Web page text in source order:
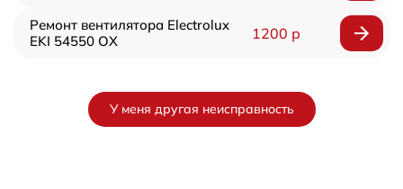
Ремонт вентилятора Electrolux
EKI 54550 OX
1200 р
У меня другая неисправность